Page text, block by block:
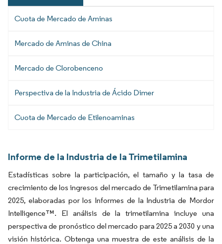
Cuota de Mercado de Aminas
Mercado de Aminas de China
Mercado de Clorobenceno
Perspectiva de la Industria de Ácido Dimer
Cuota de Mercado de Etilenoaminas
Informe de la Industria de la Trimetilamina
Estadísticas sobre la participación, el tamaño y la tasa de
crecimiento de los ingresos del mercado de Trimetilamina para
2025, elaboradas por los Informes de la Industria de Mordor
Intelligence™. El análisis de la trimetilamina incluye una
perspectiva de pronóstico del mercado para 2025 a 2030 y una
visión histórica. Obtenga una muestra de este análisis de la